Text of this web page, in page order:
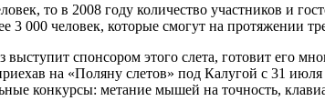
то в 2008 году количество участников и
3 000 человек, которые смогут на протяжении
спонсором этого слета, готовит его
на «Поляну слетов» под Калугой с 31
конкурсы: метание мышей на точность,